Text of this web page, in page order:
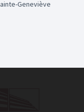
Geneviève